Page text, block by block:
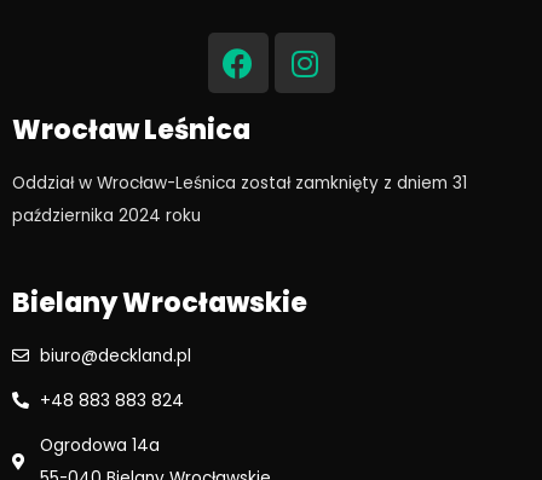
F
a
c
e
b
o
I
n
s
g
Wrocław Leśnica
Oddział w Wrocław-Leśnica został zamknięty z dniem 31
października 2024 roku​
Bielany Wrocławskie
biuro@deckland.pl
+48 883 883 824
Ogrodowa 14a